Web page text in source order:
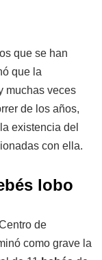
que se han
que la
muchas veces
de los años,
existencia del
con ella.
lobo
de
como grave la